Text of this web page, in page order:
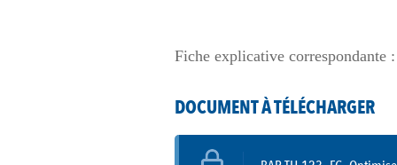
Fiche explicative correspondante :
DOCUMENT À TÉLÉCHARGER